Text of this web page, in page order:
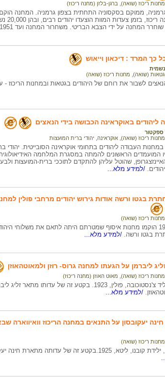
מחנות ריכוז (שואה) ברגן-בלזן (מחנה ריכוז)
כך המרד : דיכאון וייאוש
גטאות (שואה) מחנות ריכוז (שואה)
לשבור את רוחם של היהודים בגטאות ובמחנות הריכוז
ליהודים באוקראינה הכבושה בידי הנאצים
ספקטור
מחנות ריכוז (שואה) אוקראינה יהודי ברית המועצות
העבודה ליהודים בתחומי אוקראינה הסובייטית. יהודי
המועמדים הראשונים להמתה במסגרת המלחמה
שהוטל עליהן להתקדם לתוככי ברית-המועצות
/למידע מלא...
בגטו ורשה אודות גירוש יהודים מרחבי פולין
מחנות ריכוז (שואה)
בסוף שנת 1942 הוקמו מחנות איסוף שמטרתם היתה לתאם את
בגטו ורשה. /למידע מלא...
ליברמן על הגעתו למחנה גרוס- רוזן ולמאוטהאוזן
מחנות ריכוז (שואה) מאוט האוזן (מחנה ריכוז)
ליברמן זליג, יליד צ'נסטוכובה, פולין, 1923.
/למידע מלא...
יעקובסון על התנאים במחנה הריכוז וואיווארה
מחנות ריכוז (שואה)
מתארת חינה יעקובסון את התנאים במחנה הריכוז וואיווארה שבאסטוניה.